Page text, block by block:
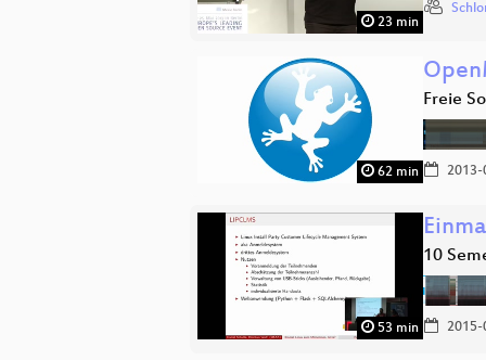
23 min
62 min
Freie
53 min
10